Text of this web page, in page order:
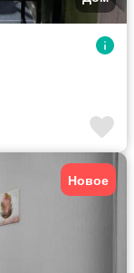
Новое